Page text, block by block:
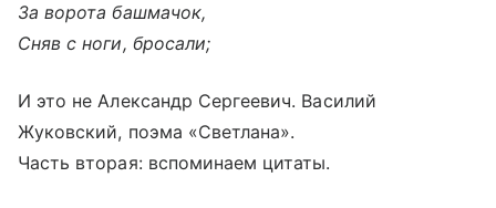
За ворота башмачок,
Сняв с ноги, бросали;
И это не Александр Сергеевич. Василий
Жуковский, поэма «Светлана».
Часть вторая: вспоминаем цитаты.